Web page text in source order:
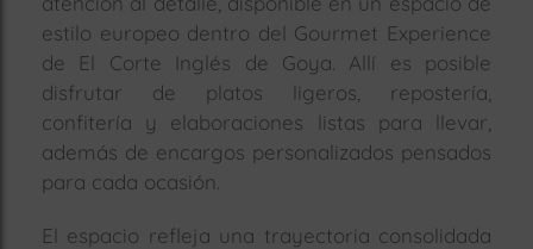
estilo europeo dentro del Gourmet Experience
de El Corte Inglés de Goya. Allí es posible
disfrutar de platos ligeros, repostería,
confitería y elaboraciones listas para llevar,
además de encargos personalizados pensados
para cada ocasión.
El espacio refleja una trayectoria consolidada